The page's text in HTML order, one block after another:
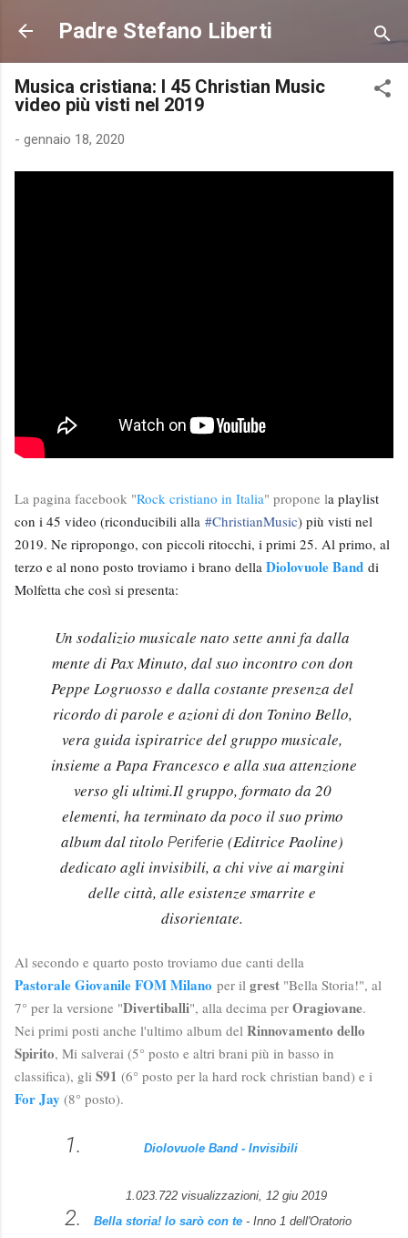
Passa ai contenuti principali
Padre Stefano Liberti
Musica cristiana: I 45 Christian Music
video più visti nel 2019
- gennaio 18, 2020
La pagina facebook "Rock cristiano in Italia" propone la playlist
con i 45 video (riconducibili alla #ChristianMusic) più visti nel
2019. Ne ripropongo, con piccoli ritocchi, i primi 25. Al primo, al
terzo e al nono posto troviamo i brano della Diolovuole Band di
Molfetta che così si presenta:
Un sodalizio musicale nato sette anni fa dalla
mente di Pax Minuto, dal suo incontro con don
Peppe Logruosso e dalla costante presenza del
ricordo di parole e azioni di don Tonino Bello,
vera guida ispiratrice del gruppo musicale,
insieme a Papa Francesco e alla sua attenzione
verso gli ultimi.Il gruppo, formato da 20
elementi, ha terminato da poco il suo primo
album dal titolo Periferie (Editrice Paoline)
dedicato agli invisibili, a chi vive ai margini
delle città, alle esistenze smarrite e
disorientate.
Al secondo e quarto posto troviamo due canti della
Pastorale Giovanile FOM Milano per il grest "Bella Storia!", al
7° per la versione "Divertiballi", alla decima per Oragiovane.
Nei primi posti anche l'ultimo album del Rinnovamento dello
Spirito, Mi salverai (5° posto e altri brani più in basso in
classifica), gli S91 (6° posto per la hard rock christian band) e i
For Jay (8° posto).
Diolovuole Band - Invisibili
1.023.722 visualizzazioni, 12 giu 2019
Bella storia! Io sarò con te - Inno 1 dell'Oratorio